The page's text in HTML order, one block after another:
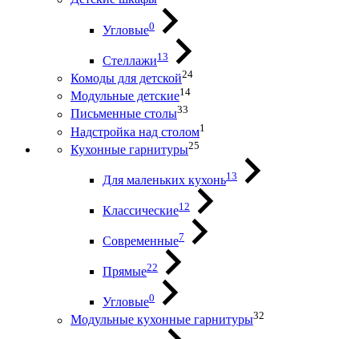
Угловые0
Стеллажи13
Комоды для детской24
Модульные детские14
Письменные столы33
Надстройка над столом1
Кухонные гарнитуры25
Для маленьких кухонь13
Классические12
Современные7
Прямые22
Угловые0
Модульные кухонные гарнитуры32